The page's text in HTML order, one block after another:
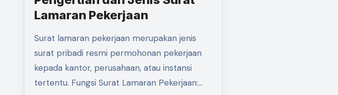
Lamaran Pekerjaan
Surat lamaran pekerjaan merupakan jenis
surat pribadi resmi permohonan pekerjaan
kepada kantor, perusahaan, atau instansi
tertentu. Fungsi Surat Lamaran Pekerjaan:…